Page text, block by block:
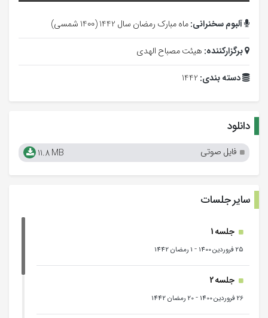
آلبوم سخنرانی:ماه مبارک رمضان سال 1442 (1400 شمسی)
برگزارکننده: هیئت مصباح الهدی
دسته بندی: 1442
دانلود
فایل صوتی 11.8 MB
سایر جلسات
جلسه 1
25 فروردین 1400 - 1 رمضان 1442
جلسه 2
26 فروردین 1400 -20 رمضان 1442